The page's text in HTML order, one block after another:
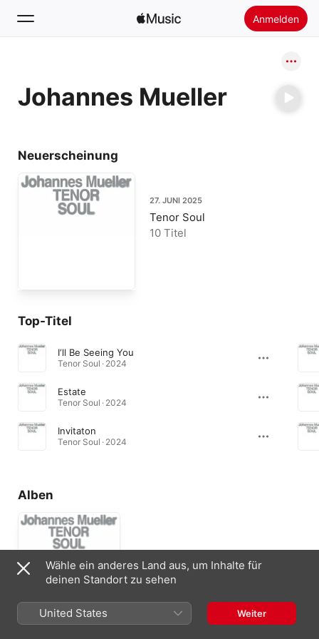
Anmelden
Startseite
Johannes Mueller
Neuerscheinung
27. JUNI 2025
Tenor Soul
10 Titel
Top-Titel
I‘ll Be Seeing You
Tenor Soul · 2024
Estate
Tenor Soul · 2024
Invitaton
Tenor Soul · 2024
Alben
Tenor Soul
Wähle ein anderes Land aus, um Inhalte für
deinen Standort zu sehen
United States Weiter